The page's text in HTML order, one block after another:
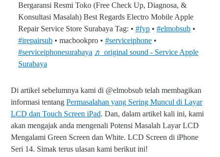
Bergaransi Resmi Toko (Free Check Up, Diagnosa, &
Konsultasi Masalah) Best Regards Electro Mobile Apple
Repair Service Store Surabaya Tag: • #fyp • ⁠ #elmobsub •
#irepairsub • ⁠macbookpro • ⁠ #serviceiphone •
#serviceiphonesurabaya ♬ original sound - Service Apple
Surabaya
Di artikel sebelumnya kami di @elmobsub telah membagikan
informasi tentang Permasalahan yang Sering Muncul di Layar
LCD dan Touch Screen iPad. Dan, dalam artikel kali ini, kami
akan mengajak anda mengenali Potensi Masalah Layar LCD
Mengalami Green Screen dan White. LCD Screen di iPhone
Seri 14. Simak terus ulasan kami berikut ini!